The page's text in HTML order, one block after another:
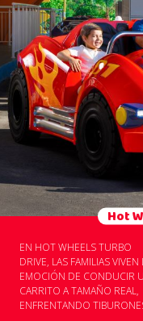
Hot
EN HOT WHEELS TURBO
DRIVE, LAS FAMILIAS VIVEN
EMOCIÓN DE CONDUCIR
CARRITO A TAMAÑO REAL,
ENFRENTANDO